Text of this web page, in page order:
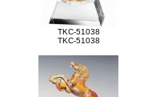
TKC-51038
TKC-51038